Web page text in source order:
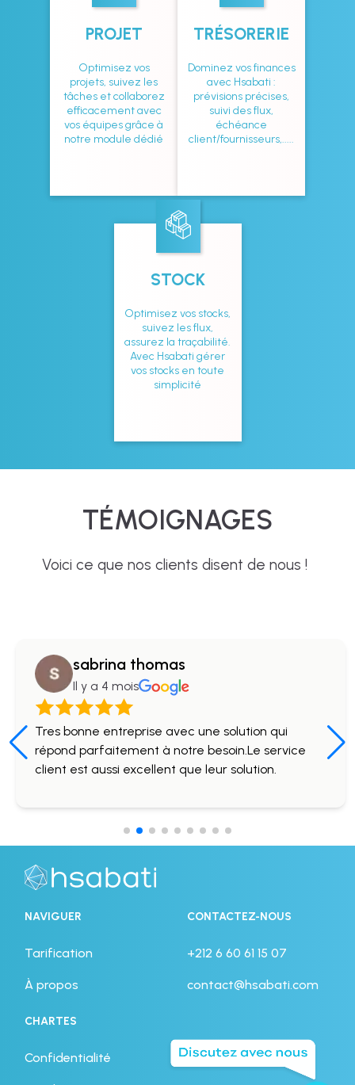
PROJET
Optimisez vos
projets, suivez les
tâches et collaborez
efficacement avec
vos équipes grâce à
notre module dédié
TRÉSORERIE
Dominez vos finances
avec Hsabati :
prévisions précises,
suivi des flux,
échéance
client/fournisseurs,.....
STOCK
Optimisez vos stocks,
suivez les flux,
assurez la traçabilité.
Avec Hsabati gérer
vos stocks en toute
simplicité
TÉMOIGNAGES
Voici ce que nos clients disent de nous !
sabrina thomas
Il y a 4 mois
Tres bonne entreprise avec une solution qui
répond parfaitement à notre besoin.Le service
client est aussi excellent que leur solution.
NAVIGUER
Tarification
À propos
CONTACTEZ-NOUS
+212 6 60 61 15 07
contact@hsabati.com
CHARTES
Confidentialité